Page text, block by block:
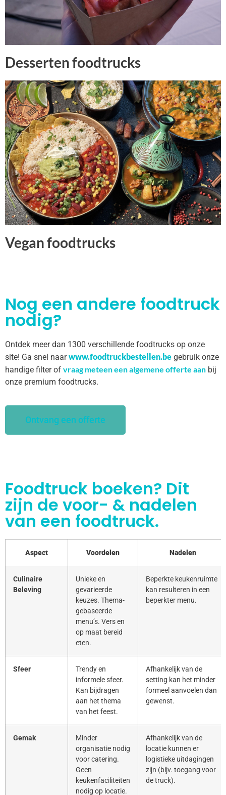
Desserten foodtrucks
Vegan foodtrucks
Nog een andere foodtruck
nodig?
Ontdek meer dan 1300 verschillende foodtrucks op onze
site! Ga snel naarwww.foodtruckbestellen.be gebruik onze
handige filter of vraag meteen een algemene offerte aan bij
onze premium foodtrucks.
Ontvang een offerte
Foodtruck boeken? Dit
zijn de voor- & nadelen
van een foodtruck.
Aspect Voordelen Nadelen
Culinaire
Beleving
Unieke en
gevarieerde
keuzes. Thema-
gebaseerde
menu’s. Vers en
op maat bereid
eten.
Beperkte keukenruimte
kan resulteren in een
beperkter menu.
Sfeer
Trendy en
informele sfeer.
Kan bijdragen
aan het thema
van het feest.
Afhankelijk van de
setting kan het minder
formeel aanvoelen dan
gewenst.
Gemak
Minder
organisatie nodig
voor catering.
Geen
keukenfaciliteiten
nodig op locatie.
Afhankelijk van de
locatie kunnen er
logistieke uitdagingen
zijn (bijv. toegang voor
de truck).